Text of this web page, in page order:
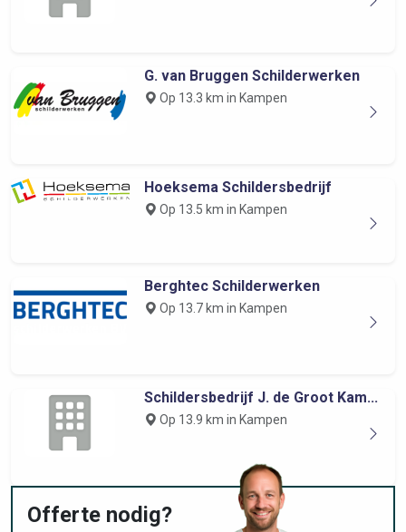
G. van Bruggen Schilderwerken
Op 13.3 km in Kampen
Hoeksema Schildersbedrijf
Op 13.5 km in Kampen
Berghtec Schilderwerken
Op 13.7 km in Kampen
Schildersbedrijf J. de Groot Kam...
Op 13.9 km in Kampen
Offerte nodig?